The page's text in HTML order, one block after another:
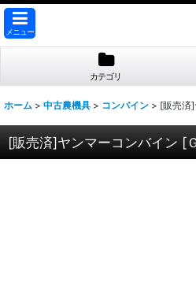
メニュー
カテゴリ
ホーム > 中古農機具 > コンバイン > [販売済
[販売済]ヤンマーコンバイン [